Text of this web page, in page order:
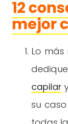
12
mejor
Lo
capilar
su